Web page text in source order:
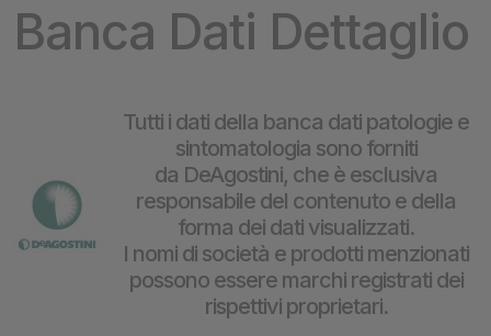
Banca Dati Dettaglio
Tutti i dati della banca dati patologie e
sintomatologia sono forniti
da DeAgostini, che è esclusiva
responsabile del contenuto e della
forma dei dati visualizzati.
I nomi di società e prodotti menzionati
possono essere marchi registrati dei
rispettivi proprietari.